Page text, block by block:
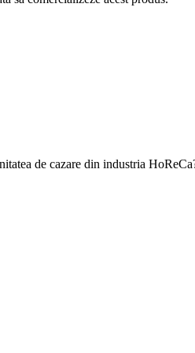
de cazare din industria